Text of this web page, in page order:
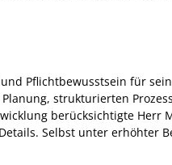
Pflichtbewusstsein für
strukturierten
berücksichtigte Herr
Selbst unter erhöhter